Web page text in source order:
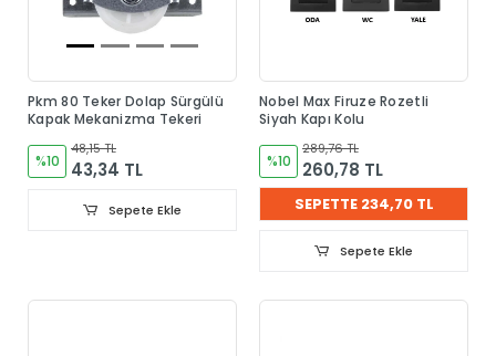
Pkm 80 Teker Dolap Sürgülü
Kapak Mekanizma Tekeri
%10
48,15 TL
43,34 TL
Sepete Ekle
Nobel Max Firuze Rozetli
Siyah Kapı Kolu
%10
289,76 TL
260,78 TL
SEPETTE 234,70 TL
Sepete Ekle